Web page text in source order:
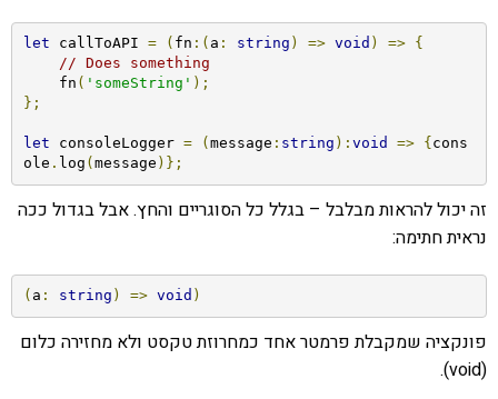
let callToAPI = ( fn :( a : string ) => void ) =>
{
// Does something
    fn
( 'someString' );
};
let consoleLogger = ( message : string ): void => { cons
ole . log ( message )};
זה יכול להראות מבלבל – בגלל כל הסוגריים והחץ. אבל בגדול ככה
נראית חתימה:
( a : string ) => void )
פונקציה שמקבלת פרמטר אחד כמחרוזת טקסט ולא מחזירה כלום
(void).